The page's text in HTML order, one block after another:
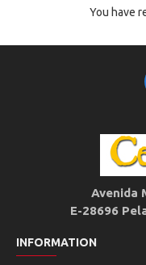
You have
Avenida
E-28696
INFORMATION